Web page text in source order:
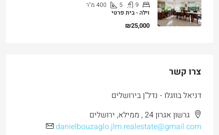
9
5
400 מ"ר
וילה - בית פרטי
₪25,000
צרו קשר
דניאל בוזגלו - נדל"ן בירושלים
גרשון אגרון 24 , ממילא, ירושלים
danielbouzaglo.jlm.realestate@gmail.com